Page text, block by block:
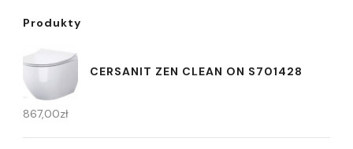
Produkty
CERSANIT ZEN CLEAN ON S701428
867,00zł